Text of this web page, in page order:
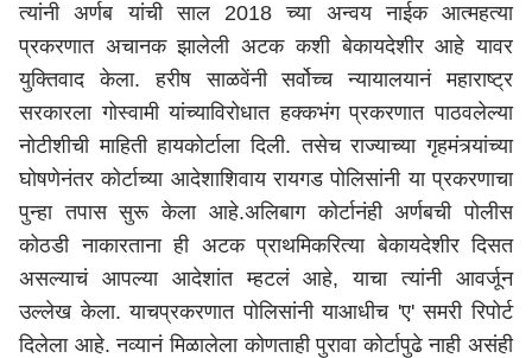
त्यांनी अर्णब यांची साल 2018 च्या अन्वय नाईक आत्महत्या
प्रकरणात अचानक झालेली अटक कशी बेकायदेशीर आहे यावर
युक्तिवाद केला. हरीष साळवेंनी सर्वोच्च न्यायालयानं महाराष्ट्र
सरकारला गोस्वामी यांच्याविरोधात हक्कभंग प्रकरणात पाठवलेल्या
नोटीशीची माहिती हायकोर्टाला दिली. तसेच राज्याच्या गृहमंत्र्यांच्या
घोषणेनंतर कोर्टाच्या आदेशाशिवाय रायगड पोलिसांनी या प्रकरणाचा
पुन्हा तपास सुरू केला आहे.अलिबाग कोर्टानंही अर्णबची पोलीस
कोठडी नाकारताना ही अटक प्राथमिकरित्या बेकायदेशीर दिसत
असल्याचं आपल्या आदेशांत म्हटलं आहे, याचा त्यांनी आवर्जून
उल्लेख केला. याचप्रकरणात पोलिसांनी याआधीच 'ए' समरी रिपोर्ट
दिलेला आहे. नव्यानं मिळालेला कोणताही पुरावा कोर्टापुढे नाही असंही